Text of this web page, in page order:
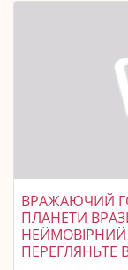
ВРАЖАЮЧИЙ
ПЛАНЕТИ
НЕЙМОВІРНИЙ
ПЕРЕГЛЯНЬТЕ